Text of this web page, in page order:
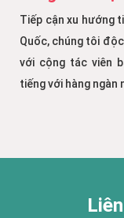
Tiếp cận xu hướng
Quốc, chúng tôi
với cộng tác viên
tiếng với hàng ngàn